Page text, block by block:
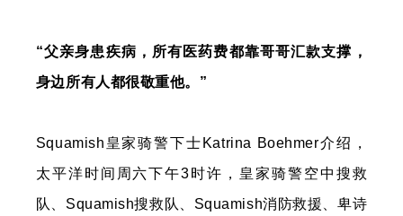
“父亲身患疾病，所有医药费都靠哥哥汇款支撑，
身边所有人都很敬重他。”
Squamish皇家骑警下士Katrina Boehmer介绍，
太平洋时间周六下午3时许，皇家骑警空中搜救
队、Squamish搜救队、Squamish消防救援、卑诗